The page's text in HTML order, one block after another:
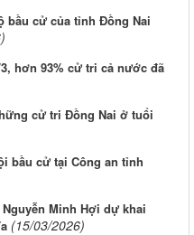
bầu cử của tỉnh Đồng Nai
hơn 93% cử tri cả nước đã
cử tri Đồng Nai ở tuổi
bầu cử tại Công an tỉnh
Minh Hợi dự khai
(15/03/2026)